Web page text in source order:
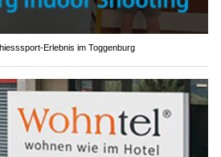
Erlebnis im Toggenburg